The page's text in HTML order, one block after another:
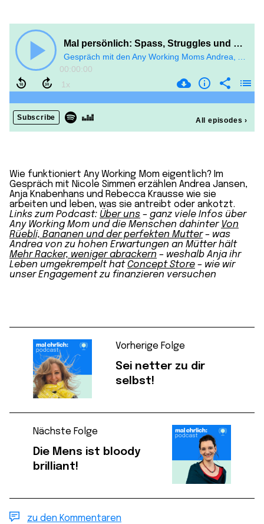
Wie funktioniert Any Working Mom eigentlich? Im
Gespräch mit Nicole Simmen erzählen Andrea Jansen,
Anja Knabenhans und Rebecca Krausse wie sie
arbeiten und leben, was sie antreibt oder ankotzt.
Links zum Podcast: Über uns – ganz viele Infos über
Any Working Mom und die Menschen dahinter Von
Rüebli, Bananen und der perfekten Mutter– was
Andrea von zu hohen Erwartungen an Mütter hält
Mehr Racker, weniger abrackern – weshalb Anja ihr
Leben umgekrempelt hat Concept Store – wie wir
unser Engagement zu finanzieren versuchen
Vorherige Folge
Sei netter zu dir
selbst!
Nächste Folge
Die Mens ist bloody
brilliant!
zu den Kommentaren